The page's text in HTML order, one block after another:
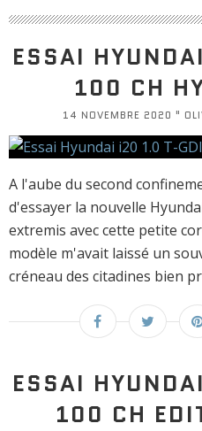
ESSAI
100 CH
14 NOVEMBRE 2020 "
A l'aube du second
d'essayer la nouvelle
extremis avec cette petite
modèle m'avait laissé un
créneau des citadines bien
ESSAI
100 CH